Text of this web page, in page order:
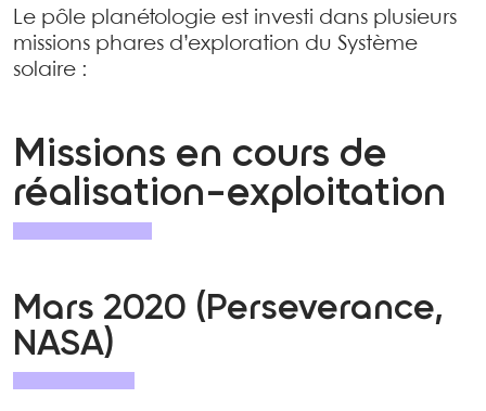
Le pôle planétologie est investi dans plusieurs
missions phares d’exploration du Système
solaire :
Missions en cours de
réalisation-exploitation
Mars 2020 (Perseverance,
NASA)